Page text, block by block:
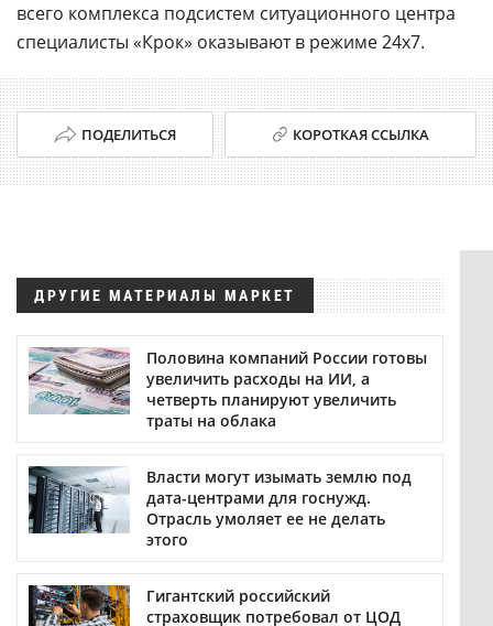
всего комплекса подсистем ситуационного центра
специалисты «Крок» оказывают в режиме 24х7.
ПОДЕЛИТЬСЯ КОРОТКАЯ ССЫЛКА
ДРУГИЕ МАТЕРИАЛЫ МАРКЕТ
Половина компаний России готовы
увеличить расходы на ИИ, а
четверть планируют увеличить
траты на облака
Власти могут изымать землю под
дата-центрами для госнужд.
Отрасль умоляет ее не делать
этого
Гигантский российский
страховщик потребовал от ЦОД